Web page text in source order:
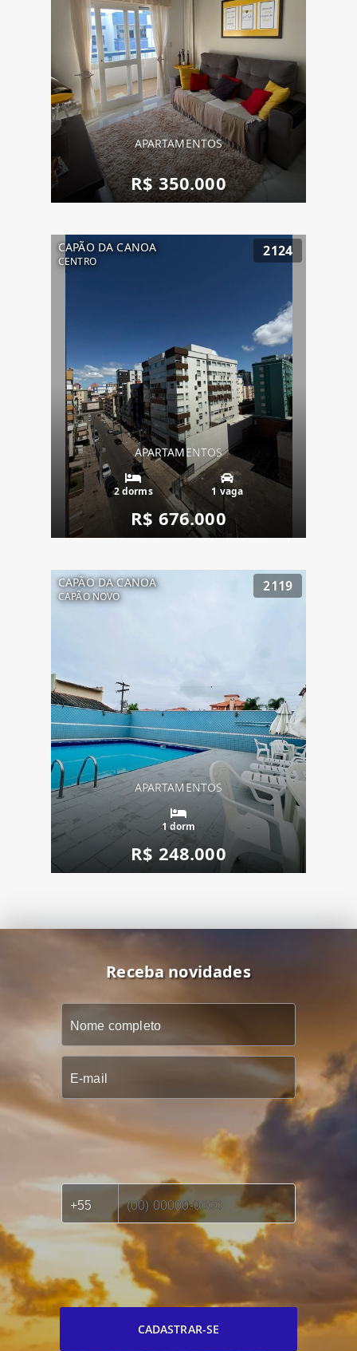
APARTAMENTOS
R$ 350.000
CAPÃO DA CANOA
CENTRO
2124
APARTAMENTOS
2 dorms 1 vaga
R$ 676.000
CAPÃO DA CANOA
CAPÃO NOVO
2119
APARTAMENTOS
1 dorm
R$ 248.000
Receba novidades
CADASTRAR-SE